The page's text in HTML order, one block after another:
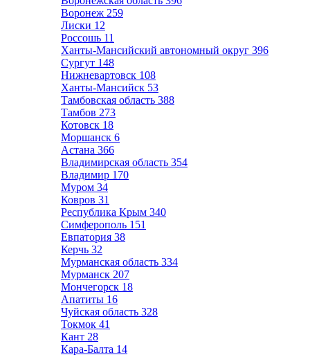
Воронеж 259
Лиски 12
Россошь 11
Ханты-Мансийский автономный округ 396
Сургут 148
Нижневартовск 108
Ханты-Мансийск 53
Тамбовская область 388
Тамбов 273
Котовск 18
Моршанск 6
Астана 366
Владимирская область 354
Владимир 170
Муром 34
Ковров 31
Республика Крым 340
Симферополь 151
Евпатория 38
Керчь 32
Мурманская область 334
Мурманск 207
Мончегорск 18
Апатиты 16
Чуйская область 328
Токмок 41
Кант 28
Кара-Балта 14